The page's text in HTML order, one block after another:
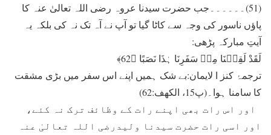
(51)۔۔۔۔۔۔جب حضرت سيدنا عروہ رضی اللہ تعالیٰ عنہ کا
پاؤں ناسور کی وجہ سے کاٹا گيا تو آپ نے آہ تک نہ کی بلکہ یہ
آیتِ مبارکہ پڑھی:
لَقَدْ لَقِیۡنَا مِنۡ سَفَرِنَا ہٰذَا نَصَبًا ﴿62﴾
ترجمۂ کنز ا لايمان:بے شک ہميں اپنے اس سفر ميں بڑی مشقت
کا سامنا ہوا۔(پ15، الکھف:62)
اور اس رات بھی اپنے رات کے وظائف ترک نہ کئے،
اور اسی رات حضرت سيدنا وليدرضی اللہ تعالیٰ عنہ